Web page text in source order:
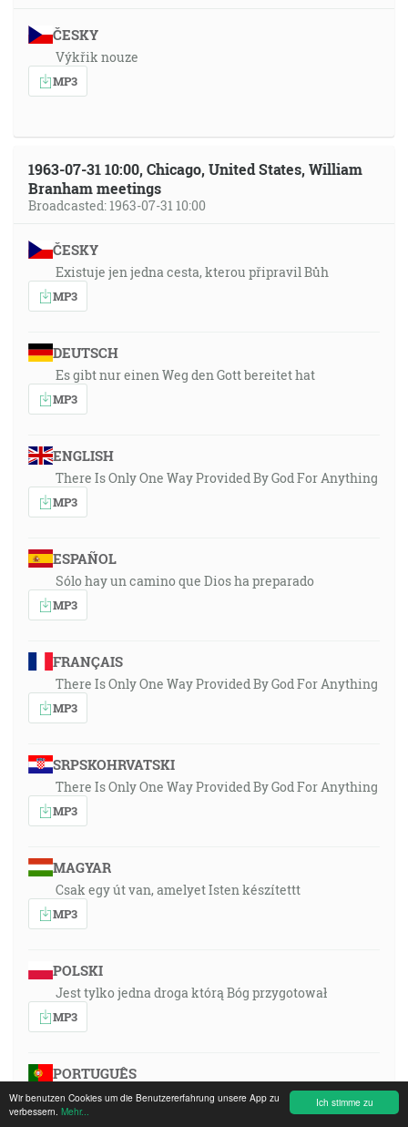
Ich stimme zu
Wir benutzen Cookies um die Benutzererfahrung unsere App zu
verbessern. Mehr...
ČESKY
Výkřik nouze
MP3
1963-07-31 10:00, Chicago, United States, William
Branham meetings
Broadcasted: 1963-07-31 10:00
ČESKY
Existuje jen jedna cesta, kterou připravil Bůh
MP3
DEUTSCH
Es gibt nur einen Weg den Gott bereitet hat
MP3
ENGLISH
There Is Only One Way Provided By God For Anything
MP3
ESPAÑOL
Sólo hay un camino que Dios ha preparado
MP3
FRANÇAIS
There Is Only One Way Provided By God For Anything
MP3
SRPSKOHRVATSKI
There Is Only One Way Provided By God For Anything
MP3
MAGYAR
Csak egy út van, amelyet Isten készítettt
MP3
POLSKI
Jest tylko jedna droga którą Bóg przygotował
MP3
PORTUGUÊS
Só há um caminho preparardo por Deus
MP3